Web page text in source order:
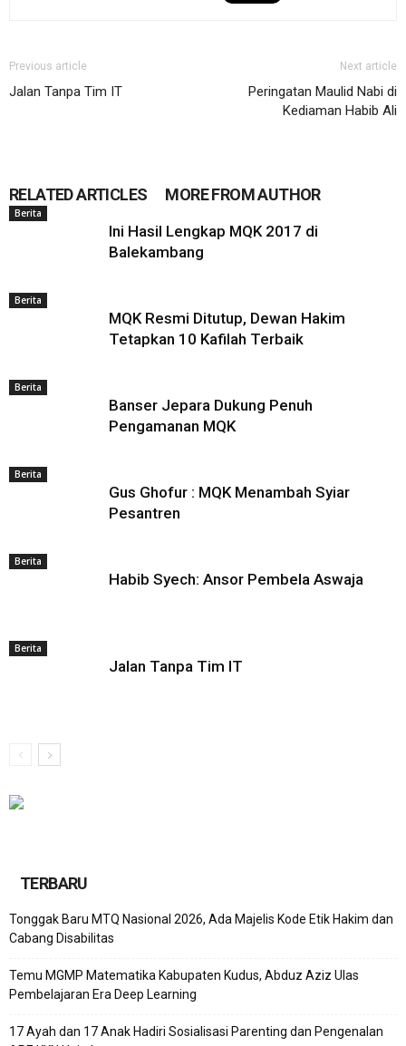
Previous article
Jalan Tanpa Tim IT
Next article
Peringatan Maulid Nabi di
Kediaman Habib Ali
RELATED ARTICLES MORE FROM AUTHOR
Berita
Ini Hasil Lengkap MQK 2017 di
Balekambang
Berita
MQK Resmi Ditutup, Dewan Hakim
Tetapkan 10 Kafilah Terbaik
Berita
Banser Jepara Dukung Penuh
Pengamanan MQK
Berita
Gus Ghofur : MQK Menambah Syiar
Pesantren
Berita
Habib Syech: Ansor Pembela Aswaja
Berita
Jalan Tanpa Tim IT
TERBARU
Tonggak Baru MTQ Nasional 2026, Ada Majelis Kode Etik Hakim dan
Cabang Disabilitas
Temu MGMP Matematika Kabupaten Kudus, Abduz Aziz Ulas
Pembelajaran Era Deep Learning
17 Ayah dan 17 Anak Hadiri Sosialisasi Parenting dan Pengenalan